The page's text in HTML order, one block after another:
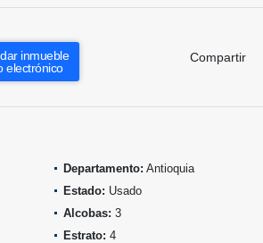
inmueble
electrónico
Compartir
Departamento: Antioquia
Estado: Usado
Alcobas: 3
Estrato: 4